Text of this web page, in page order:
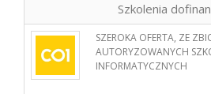
Szkolenia
SZEROKA OFERTA, ZE
AUTORYZOWANYCH
INFORMATYCZNYCH